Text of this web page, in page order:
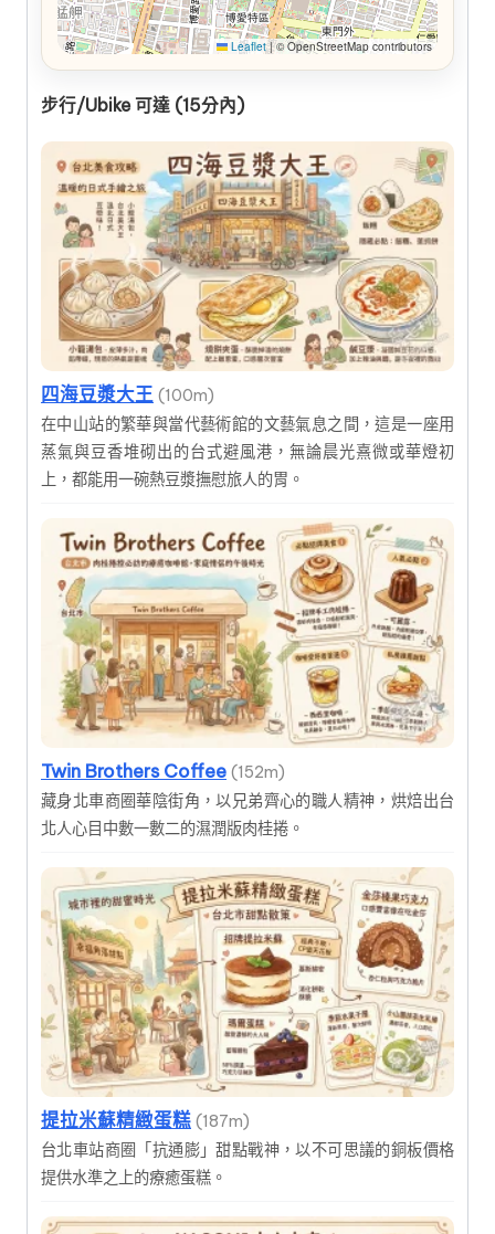
Leaflet |© OpenStreetMap contributors
步行/Ubike 可達 (15分內)
四海豆漿大王 (100m)
在中山站的繁華與當代藝術館的文藝氣息之間，這是一座用
蒸氣與豆香堆砌出的台式避風港，無論晨光熹微或華燈初
上，都能用一碗熱豆漿撫慰旅人的胃。
Twin Brothers Coffee (152m)
藏身北車商圈華陰街角，以兄弟齊心的職人精神，烘焙出台
北人心目中數一數二的濕潤版肉桂捲。
提拉米蘇精緻蛋糕 (187m)
台北車站商圈「抗通膨」甜點戰神，以不可思議的銅板價格
提供水準之上的療癒蛋糕。